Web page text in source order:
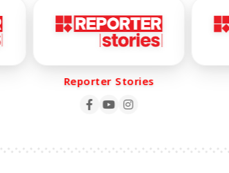
Reporter Stories